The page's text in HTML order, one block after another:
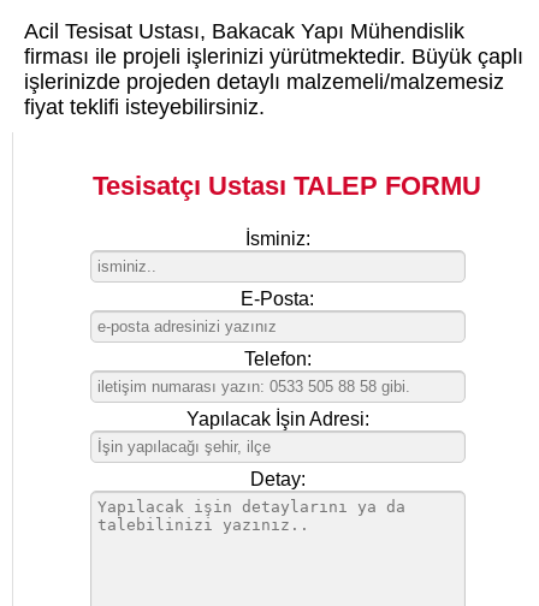
Acil Tesisat Ustası, Bakacak Yapı Mühendislik
firması ile projeli işlerinizi yürütmektedir. Büyük çaplı
işlerinizde projeden detaylı malzemeli/malzemesiz
fiyat teklifi isteyebilirsiniz.
Tesisatçı Ustası TALEP FORMU
İsminiz:
E-Posta:
Telefon:
Yapılacak İşin Adresi:
Detay: